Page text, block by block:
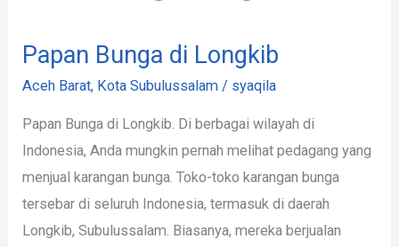
Papan Bunga di Longkib
Aceh Barat, Kota Subulussalam / syaqila
Papan Bunga di Longkib. Di berbagai wilayah di
Indonesia, Anda mungkin pernah melihat pedagang yang
menjual karangan bunga. Toko-toko karangan bunga
tersebar di seluruh Indonesia, termasuk di daerah
Longkib, Subulussalam. Biasanya, mereka berjualan